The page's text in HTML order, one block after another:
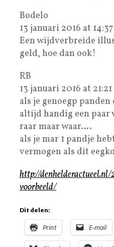
Bodelo
13 januari 2016 at 14:37
Een wijdverbreide
geld, hoe dan ook!
RB
13 januari 2016 at 21:21
als je genoegp
altijd handig een paar
raar maar waar….
als je mar 1 pandje
vermogen als dit
http://
voorbeeld/
Dit delen:
Print E-mail